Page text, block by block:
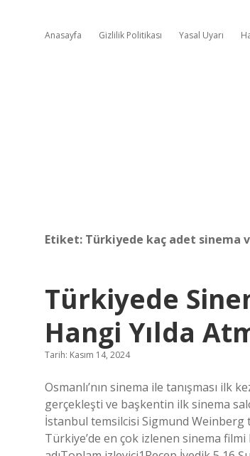
Anasayfa Gizlilik Politikası Yasal Uyarı
Etiket: Türkiyede kaç adet sinema
Türkiyede
Hangi Yılda
Tarih: Kasım 14, 2024
Osmanlı’nın sinema ile tanışması ilk
gerçekleşti ve başkentin ilk sinema
İstanbul temsilcisi Sigmund Weinberg
Türkiye’de en çok izlenen sinema